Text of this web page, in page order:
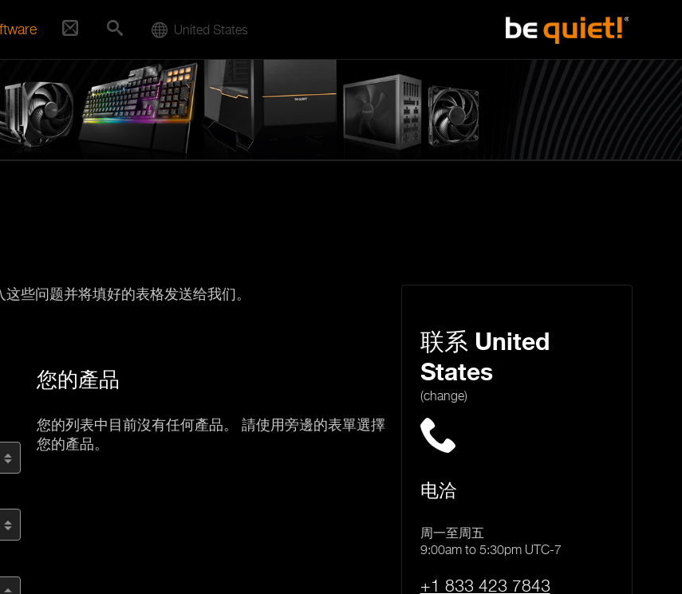
United States
些问题并将填好的表格发送给我们。
您的產品
您的列表中目前沒有任何產品。 請使用旁邊的表單選擇
您的產品。
联系 United
States
(change)
电洽
周一至周五
9:00am to 5:30pm UTC-7
+1 833 423 7843